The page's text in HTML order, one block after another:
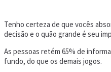
Tenho certeza de que vocês
decisão e o quão grande é seu
As pessoas retém 65% de
fundo, do que os demais jogos.